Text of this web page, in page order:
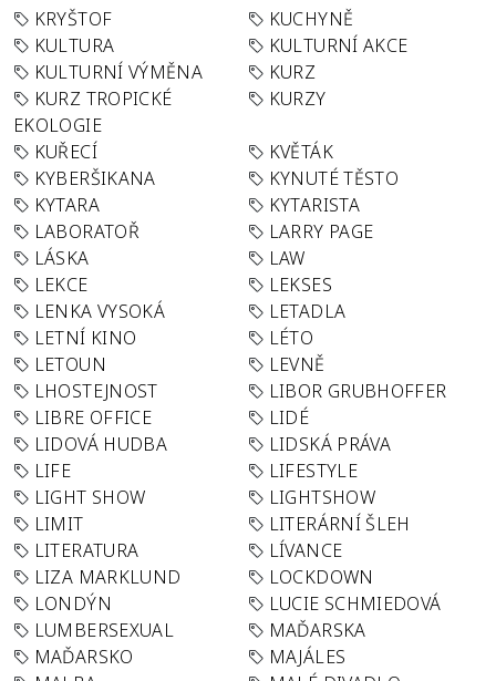
KRYŠTOF
KUCHYNĚ
KULTURA
KULTURNÍ AKCE
KULTURNÍ VÝMĚNA
KURZ
KURZ TROPICKÉ
EKOLOGIE
KURZY
KUŘECÍ
KVĚTÁK
KYBERŠIKANA
KYNUTÉ TĚSTO
KYTARA
KYTARISTA
LABORATOŘ
LARRY PAGE
LÁSKA
LAW
LEKCE
LEKSES
LENKA VYSOKÁ
LETADLA
LETNÍ KINO
LÉTO
LETOUN
LEVNĚ
LHOSTEJNOST
LIBOR GRUBHOFFER
LIBRE OFFICE
LIDÉ
LIDOVÁ HUDBA
LIDSKÁ PRÁVA
LIFE
LIFESTYLE
LIGHT SHOW
LIGHTSHOW
LIMIT
LITERÁRNÍ ŠLEH
LITERATURA
LÍVANCE
LIZA MARKLUND
LOCKDOWN
LONDÝN
LUCIE SCHMIEDOVÁ
LUMBERSEXUAL
MAĎARSKA
MAĎARSKO
MAJÁLES